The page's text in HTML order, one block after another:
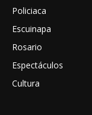
Policiaca
Escuinapa
Rosario
Espectáculos
Cultura